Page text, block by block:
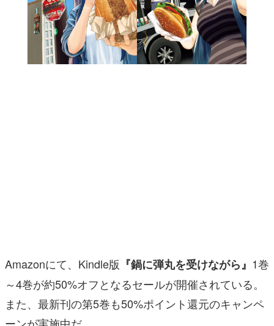
なんでゲームは面白い？
ゲーム開発者・hamatsu氏がゲームの魅力を画面や操作の
具体的な形から解き明かしていく、硬派で骨太な評論連載
です。
その他
電ファミニコゲーマーとは？
運営：株式会社マレ
Amazonにて、Kindle版 『鍋に弾丸を受けながら』 1巻
～4巻が約50%オフとなるセールが開催されている。
また、最新刊の第5巻も50%ポイント還元のキャンペ
ーンが実施中だ。